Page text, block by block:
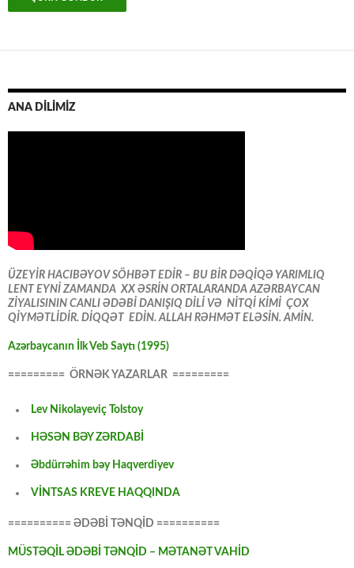
ANA DİLİMİZ
ÜZEYİR HACIBƏYOV SÖHBƏT EDİR – BU BİR DƏQİQƏ YARIMLIQ
LENT EYNİ ZAMANDA XX ƏSRİN ORTALARANDA AZƏRBAYCAN
ZİYALISININ CANLI ƏDƏBİ DANIŞIQ DİLİ VƏ NİTQİ KİMİ ÇOX
QİYMƏTLİDİR. DİQQƏT EDİN. ALLAH RƏHMƏT ELƏSİN. AMİN.
Azərbaycanın İlk Veb Saytı (1995)
========= ÖRNƏK YAZARLAR =========
Lev Nikolayeviç Tolstoy
HƏSƏN BƏY ZƏRDABİ
Əbdürrəhim bəy Haqverdiyev
VİNTSAS KREVE HAQQINDA
========== ƏDƏBİ TƏNQİD ==========
MÜSTƏQİL ƏDƏBİ TƏNQİD – MƏTANƏT VAHİD